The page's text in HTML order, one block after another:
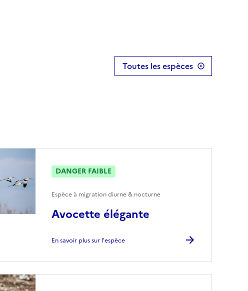
Toutes les espèces
Avocette élégante
DANGER FAIBLE
Espèce à migration diurne & nocturne
En savoir plus sur l'espèce